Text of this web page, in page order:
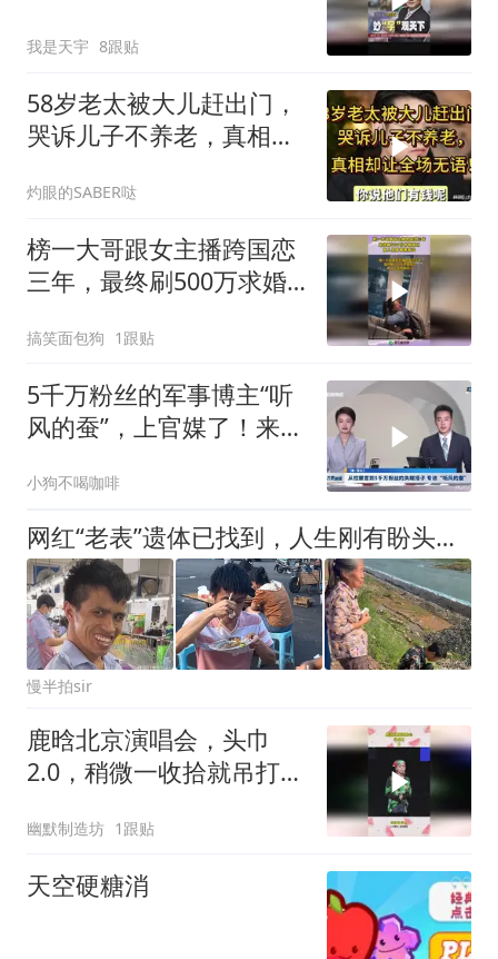
我是天宇 8跟贴
58岁老太被大儿赶出门，
哭诉儿子不养老，真相却
灼眼的SABER哒
榜一大哥跟女主播跨国恋
三年，最终刷500万求婚
泣！
搞笑面包狗 1跟贴
5千万粉丝的军事博主“听
风的蚕”，上官媒了！来听
小狗不喝咖啡
网红“老表”遗体已找到，人生刚有盼头就遭遇意外，他真的是太苦了
慢半拍sir
鹿晗北京演唱会，头巾
2.0，稍微一收拾就吊打内
幽默制造坊 1跟贴
天空硬糖消